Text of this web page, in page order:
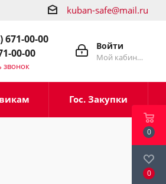
kuban-safe@mail.ru
Войти
Мой кабинет
671-00-00
00-00
звонок
Гос. Закупки
0
0